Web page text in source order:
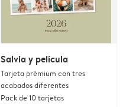
Salvia y película
Tarjeta prémium con tres
acabados diferentes
Pack de 10 tarjetas